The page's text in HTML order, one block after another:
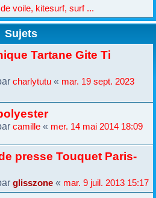
voile, kitesurf, surf ...
Sujets
Tartane Gite Ti
charlytutu « mar. 19 sept. 2023
camille « mer. 14 mai 2014 18:09
presse Touquet Paris-
glisszone « mar. 9 juil. 2013 15:17